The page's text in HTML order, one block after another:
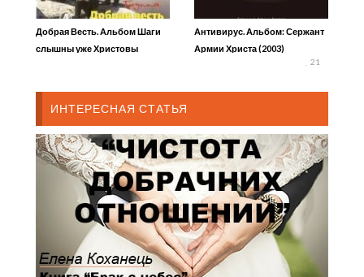
Добрая Весть. Альбом Шаги
слышны уже Христовы
Антивирус. Альбом: Сержант
Армии Христа (2003)
21
ИНТЕРЕСНАЯ СТАТЬЯ